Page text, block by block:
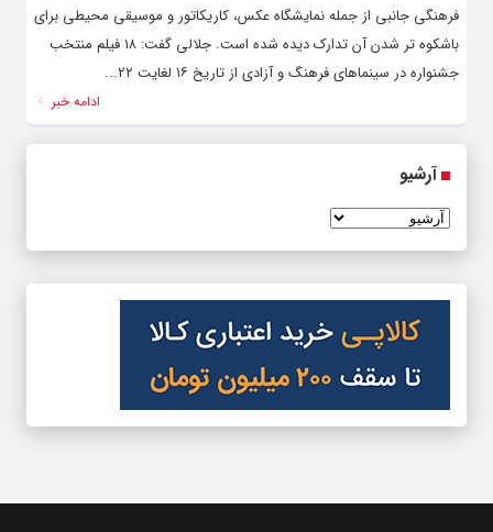
فرهنگی جانبی از جمله نمایشگاه عکس، کاریکاتور و موسیقی محیطی برای
باشکوه تر شدن آن تدارک دیده شده است. جلالی گفت: ۱۸ فیلم منتخب
جشنواره در سینماهای فرهنگ و آزادی از تاریخ ۱۶ لغایت ۲۲...
ادامه خبر
آرشیو